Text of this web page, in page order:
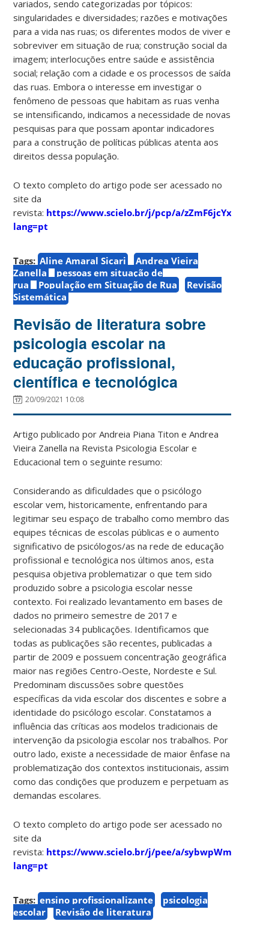
variados, sendo categorizadas por tópicos:
singularidades e diversidades; razões e motivações
para a vida nas ruas; os diferentes modos de viver e
sobreviver em situação de rua; construção social da
imagem; interlocuções entre saúde e assistência
social; relação com a cidade e os processos de saída
das ruas. Embora o interesse em investigar o
fenômeno de pessoas que habitam as ruas venha
se intensificando, indicamos a necessidade de novas
pesquisas para que possam apontar indicadores
para a construção de políticas públicas atenta aos
direitos dessa população.
O texto completo do artigo pode ser acessado no
site da
revista: https://www.scielo.br/j/pcp/a/
lang=pt
Tags: Aline Amaral Sicari
Andrea Vieira
Zanella
pessoas em situação de
rua
População em Situação de Rua
Revisão
Sistemática
Revisão de literatura sobre
psicologia escolar na
educação profissional,
científica e tecnológica
20/09/2021 10:08
Artigo publicado por Andreia Piana Titon e Andrea
Vieira Zanella na Revista Psicologia Escolar e
Educacional tem o seguinte resumo:
Considerando as dificuldades que o psicólogo
escolar vem, historicamente, enfrentando para
legitimar seu espaço de trabalho como membro das
equipes técnicas de escolas públicas e o aumento
significativo de psicólogos/as na rede de educação
profissional e tecnológica nos últimos anos, esta
pesquisa objetiva problematizar o que tem sido
produzido sobre a psicologia escolar nesse
contexto. Foi realizado levantamento em bases de
dados no primeiro semestre de 2017 e
selecionadas 34 publicações. Identificamos que
todas as publicações são recentes, publicadas a
partir de 2009 e possuem concentração geográfica
maior nas regiões Centro-Oeste, Nordeste e Sul.
Predominam discussões sobre questões
específicas da vida escolar dos discentes e sobre a
identidade do psicólogo escolar. Constatamos a
influência das críticas aos modelos tradicionais de
intervenção da psicologia escolar nos trabalhos. Por
outro lado, existe a necessidade de maior ênfase na
problematização dos contextos institucionais, assim
como das condições que produzem e perpetuam as
demandas escolares.
O texto completo do artigo pode ser acessado no
site da
revista: https://www.scielo.br/j/pee/a/
lang=pt
Tags: ensino profissionalizante
psicologia
escolar
Revisão de literatura